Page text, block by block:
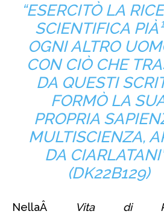
“ESERCITÒ LA
SCIENTIFICA
OGNI ALTRO
CON CIÒ CHE
DA QUESTI
FORMÒ LA
PROPRIA
MULTISCIENZA,
DA
(DK22B129)
NellaÂ Vita di